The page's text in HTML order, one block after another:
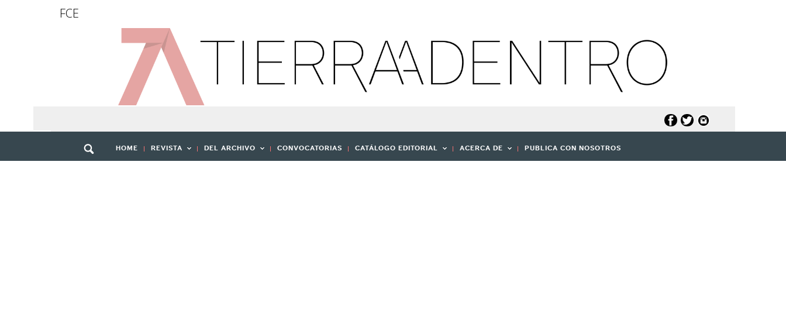
FCE
HOME REVISTA DEL ARCHIVO CONVOCATORIAS CATÁLOGO EDITORIAL ACERCA DE PUBLICA CON NOSOTROS